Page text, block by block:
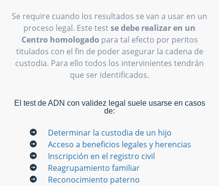
Se require cuando los resultados se van a usar en un
proceso legal. Este testse debe realizar en un
Centro homologado para tal efecto por peritos
titulados con el fin de poder asegurar la cadena de
custodia. Para ello todos los intervinientes tendrán
que ser identificados.
El test de ADN con validez legal suele usarse en casos
de:
Determinar la custodia de un hijo
Acceso a beneficios legales y herencias
Inscripción en el registro civil
Reagrupamiento familiar
Reconocimiento paterno